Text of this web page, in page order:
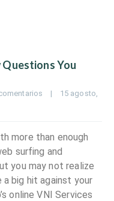
You
|
15 agosto,
more than enough
surfing and
you may not realize
big hit against your
online VNI Services